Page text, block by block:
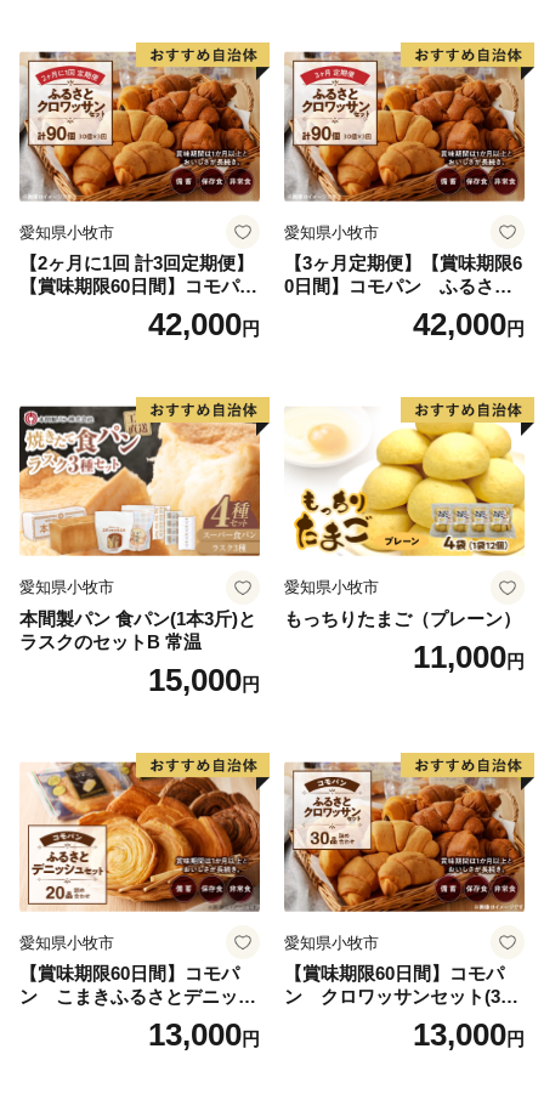
愛知県小牧市
【2ヶ月に1回 計3回定期便】
【賞味期限60日間】コモパ
ン ふるさとクロワッサンセ
ット（計90個）／災害用備蓄
42,000円
愛知県小牧市
【3ヶ月定期便】【賞味期限6
0日間】コモパン ふるさと
クロワッサンセット（計90
個）／災害用備蓄 保存食 非
42,000円
愛知県小牧市
本間製パン 食パン(1本3斤)と
ラスクのセットB 常温
15,000円
愛知県小牧市
もっちりたまご（プレーン）
11,000円
愛知県小牧市
【賞味期限60日間】コモパ
ン こまきふるさとデニッシ
ュセット（20個入り）／災害
用備蓄 保存食 非常食 防災グ
13,000円
愛知県小牧市
【賞味期限60日間】コモパ
ン クロワッサンセット(30
個入り)／災害用備蓄 保存食
非常食 防災グッズにも
13,000円